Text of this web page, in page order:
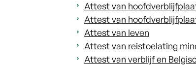
Attest van
Attest van
Attest van leven
Attest van reistoelating
Attest van verblijf en